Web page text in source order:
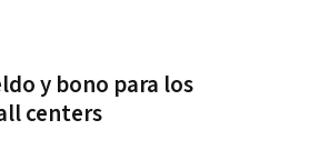
y bono para los
centers